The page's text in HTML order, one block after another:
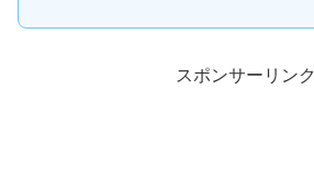
スポンサーリンク